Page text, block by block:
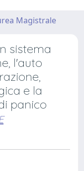
Magistrale
sistema
l'auto
e la
panico